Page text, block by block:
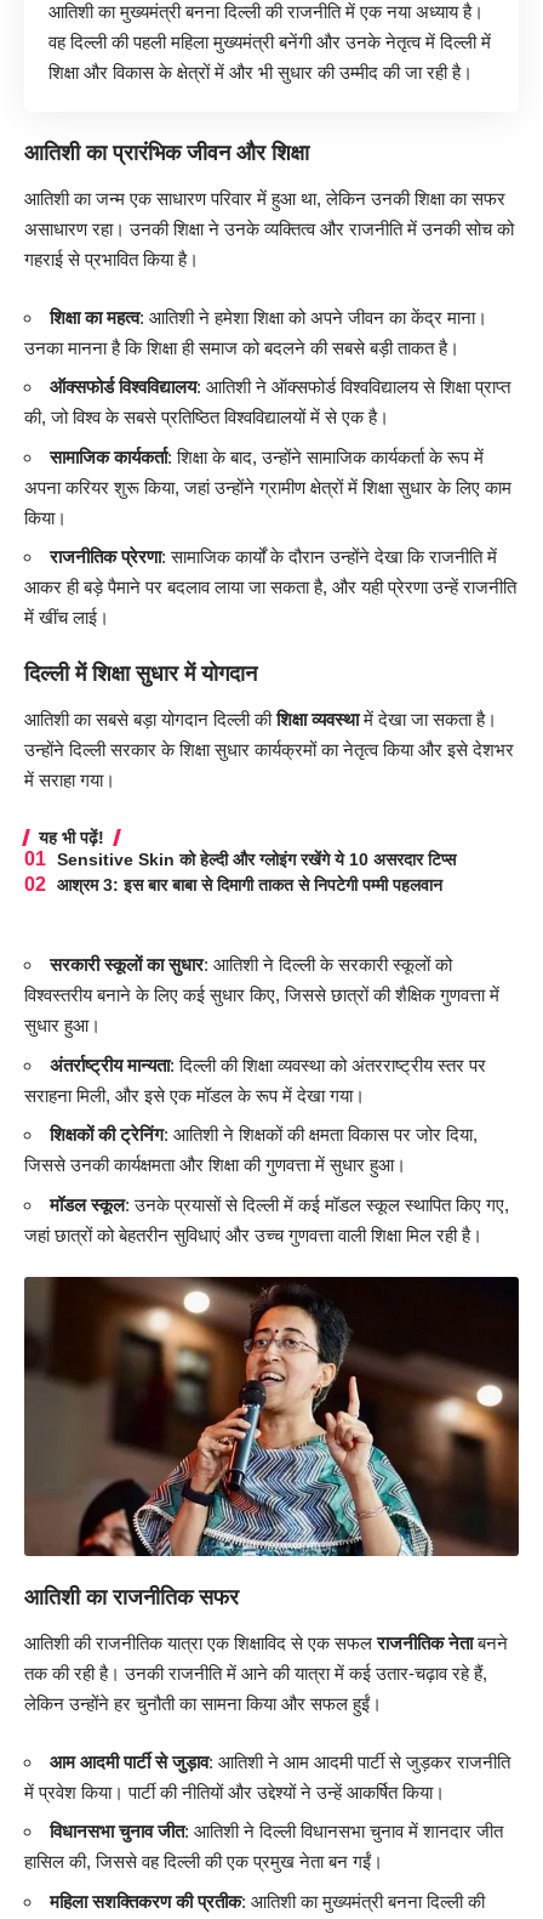
आतिशी का मुख्यमंत्री बनना दिल्ली की राजनीति में एक नया अध्याय है।
वह दिल्ली की पहली महिला मुख्यमंत्री बनेंगी और उनके नेतृत्व में दिल्ली में
शिक्षा और विकास के क्षेत्रों में और भी सुधार की उम्मीद की जा रही है।
आतिशी का प्रारंभिक जीवन और शिक्षा
आतिशी का जन्म एक साधारण परिवार में हुआ था, लेकिन उनकी शिक्षा का सफर
असाधारण रहा। उनकी शिक्षा ने उनके व्यक्तित्व और राजनीति में उनकी सोच को
गहराई से प्रभावित किया है।
शिक्षा का महत्व: आतिशी ने हमेशा शिक्षा को अपने जीवन का केंद्र माना।
उनका मानना है कि शिक्षा ही समाज को बदलने की सबसे बड़ी ताकत है।
ऑक्सफोर्ड विश्वविद्यालय: आतिशी ने ऑक्सफोर्ड विश्वविद्यालय से शिक्षा प्राप्त
की, जो विश्व के सबसे प्रतिष्ठित विश्वविद्यालयों में से एक है।
सामाजिक कार्यकर्ता: शिक्षा के बाद, उन्होंने सामाजिक कार्यकर्ता के रूप में
अपना करियर शुरू किया, जहां उन्होंने ग्रामीण क्षेत्रों में शिक्षा सुधार के लिए काम
किया।
राजनीतिक प्रेरणा: सामाजिक कार्यों के दौरान उन्होंने देखा कि राजनीति में
आकर ही बड़े पैमाने पर बदलाव लाया जा सकता है, और यही प्रेरणा उन्हें राजनीति
में खींच लाई।
दिल्ली में शिक्षा सुधार में योगदान
आतिशी का सबसे बड़ा योगदान दिल्ली कीशिक्षा व्यवस्थामें देखा जा सकता है।
उन्होंने दिल्ली सरकार के शिक्षा सुधार कार्यक्रमों का नेतृत्व किया और इसे देशभर
में सराहा गया।
यह भी पढ़ें!
Sensitive Skin को हेल्दी और ग्लोइंग रखेंगे ये 10 असरदार टिप्स
आश्रम 3: इस बार बाबा से दिमागी ताकत से निपटेगी पम्मी पहलवान
सरकारी स्कूलों का सुधार: आतिशी ने दिल्ली के सरकारी स्कूलों को
विश्वस्तरीय बनाने के लिए कई सुधार किए, जिससे छात्रों की शैक्षिक गुणवत्ता में
सुधार हुआ।
अंतर्राष्ट्रीय मान्यता: दिल्ली की शिक्षा व्यवस्था को अंतरराष्ट्रीय स्तर पर
सराहना मिली, और इसे एक मॉडल के रूप में देखा गया।
शिक्षकों की ट्रेनिंग: आतिशी ने शिक्षकों की क्षमता विकास पर जोर दिया,
जिससे उनकी कार्यक्षमता और शिक्षा की गुणवत्ता में सुधार हुआ।
मॉडल स्कूल: उनके प्रयासों से दिल्ली में कई मॉडल स्कूल स्थापित किए गए,
जहां छात्रों को बेहतरीन सुविधाएं और उच्च गुणवत्ता वाली शिक्षा मिल रही है।
आतिशी का राजनीतिक सफर
आतिशी की राजनीतिक यात्रा एक शिक्षाविद से एक सफलराजनीतिक नेताबनने
तक की रही है। उनकी राजनीति में आने की यात्रा में कई उतार-चढ़ाव रहे हैं,
लेकिन उन्होंने हर चुनौती का सामना किया और सफल हुईं।
आम आदमी पार्टी से जुड़ाव: आतिशी ने आम आदमी पार्टी से जुड़कर राजनीति
में प्रवेश किया। पार्टी की नीतियों और उद्देश्यों ने उन्हें आकर्षित किया।
विधानसभा चुनाव जीत: आतिशी ने दिल्ली विधानसभा चुनाव में शानदार जीत
हासिल की, जिससे वह दिल्ली की एक प्रमुख नेता बन गईं।
महिला सशक्तिकरण की प्रतीक: आतिशी का मुख्यमंत्री बनना दिल्ली की